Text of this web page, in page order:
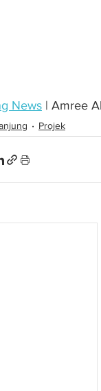
News | Amree
Projek